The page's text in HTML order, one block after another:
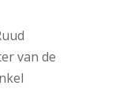
van de